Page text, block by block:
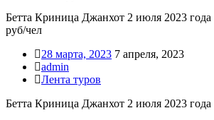
Бетта Криница Джанхот 2 июля 2023 года
руб/чел
28 марта, 2023 7 апреля, 2023
admin
Лента туров
Бетта Криница Джанхот 2 июля 2023 года